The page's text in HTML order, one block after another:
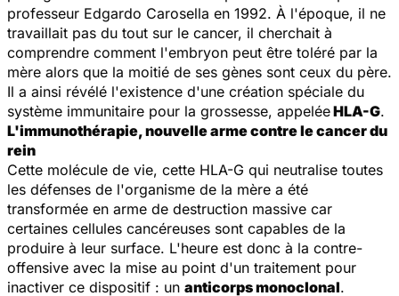
professeur Edgardo Carosella en 1992. À l'époque, il ne
travaillait pas du tout sur le cancer, il cherchait à
comprendre comment l'embryon peut être toléré par la
mère alors que la moitié de ses gènes sont ceux du père.
Il a ainsi révélé l'existence d'une création spéciale du
système immunitaire pour la grossesse, appeléeHLA-G.
L'immunothérapie, nouvelle arme contre le cancer du
rein
Cette molécule de vie, cette HLA-G qui neutralise toutes
les défenses de l'organisme de la mère a été
transformée en arme de destruction massive car
certaines cellules cancéreuses sont capables de la
produire à leur surface. L'heure est donc à la contre-
offensive avec la mise au point d'un traitement pour
inactiver ce dispositif : un anticorps monoclonal.